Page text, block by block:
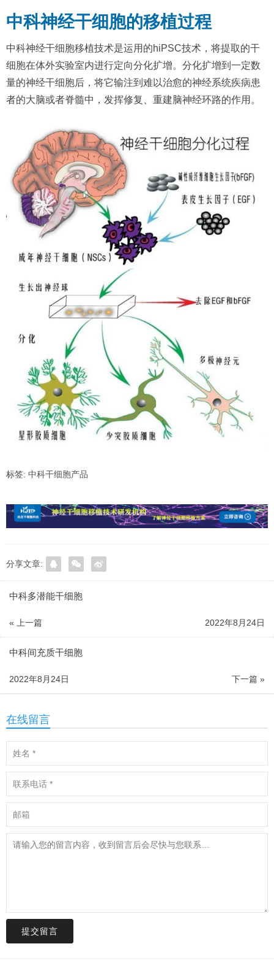
中科神经干细胞的移植过程
中科神经干细胞移植技术是运用的hiPSC技术，将提取的干
细胞在体外实验室内进行定向分化扩增。分化扩增到一定数
量的神经干细胞后，将它输注到难以治愈的神经系统疾病患
者的大脑或者脊髓中，发挥修复、重建脑神经环路的作用。
标签: 中科干细胞产品
分享文章:
中科多潜能干细胞
« 上一篇 2022年8月24日
中科间充质干细胞
下一篇 »
2022年8月24日
在线留言
提交留言